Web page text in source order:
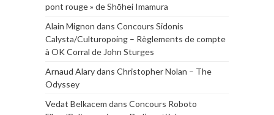
pont rouge » de Shōhei Imamura
Alain Mignon dans Concours Sidonis
Calysta/Culturopoing – Règlements de compte
à OK Corral de John Sturges
Arnaud Alarydans Christopher Nolan – The
Odyssey
Vedat Belkacem dans Concours Roboto